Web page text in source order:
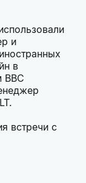
и
в
BBC
встречи с